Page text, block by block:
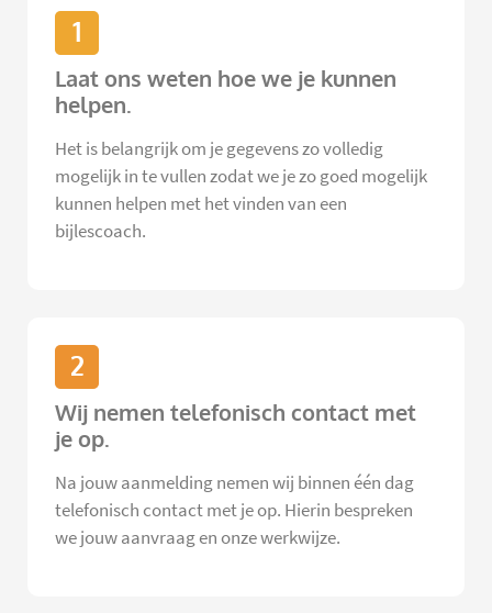
1
Laat ons weten hoe we je kunnen
helpen.
Het is belangrijk om je gegevens zo volledig
mogelijk in te vullen zodat we je zo goed mogelijk
kunnen helpen met het vinden van een
bijlescoach.
2
Wij nemen telefonisch contact met
je op.
Na jouw aanmelding nemen wij binnen één dag
telefonisch contact met je op. Hierin bespreken
we jouw aanvraag en onze werkwijze.